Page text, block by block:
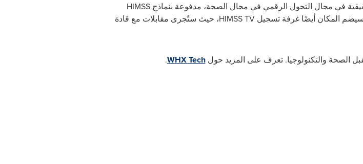
في مجال التحول الرقمي في مجال الصحة، مدفوعة بنماذجHIMSS
سيضم المكان أيضًا غرفة تسجيلHIMSS TV، حيث ستُجرى مقابلات مع قادة
الصحة والتكنولوجيا. تعرف على المزيد حولWHX Tech
.